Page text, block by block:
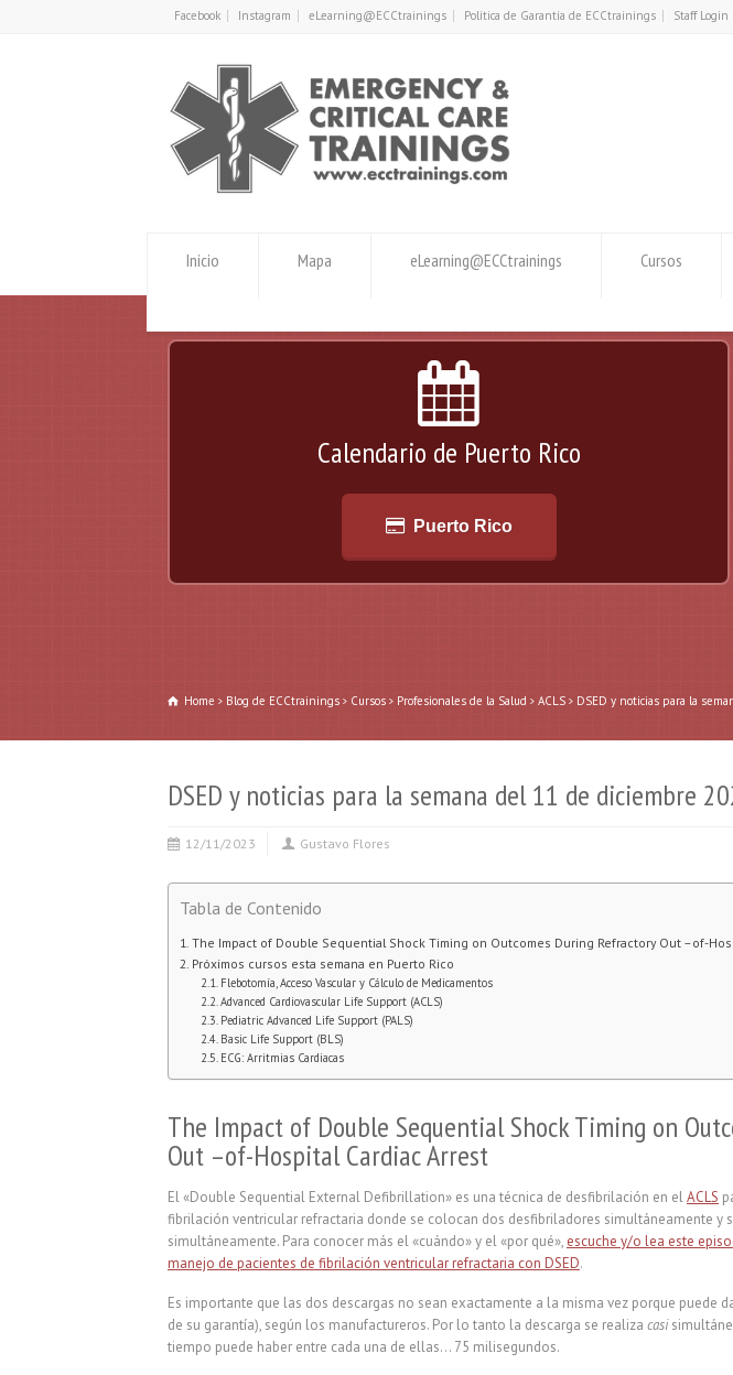
Facebook Instagram eLearning@ECCtrainings Política de Garantía de ECCtrainings Staff Login
Inicio Mapa eLearning@ECCtrainings Cursos
Calendario de Puerto Rico
Puerto Rico
Home Blog de ECCtrainings Cursos Profesionales de la Salud ACLS DSED y noticias para la
DSED y noticias para la semana del 11 de diciembre
12/11/2023 Gustavo Flores
Tabla de Contenido
The Impact of Double Sequential Shock Timing on Outcomes During Refractory Out –of-
Próximos cursos esta semana en Puerto Rico
Flebotomía, Acceso Vascular y Cálculo de Medicamentos
Advanced Cardiovascular Life Support (ACLS)
Pediatric Advanced Life Support (PALS)
Basic Life Support (BLS)
ECG: Arritmias Cardiacas
The Impact of Double Sequential Shock Timing on
Out –of-Hospital Cardiac Arrest
El «Double Sequential External Defibrillation» es una técnica de desfibrilación en elACLS
fibrilación ventricular refractaria donde se colocan dos desfibriladores simultáneamente y
simultáneamente. Para conocer más el «cuándo» y el «por qué», escuche y/o lea este
manejo de pacientes de fibrilación ventricular refractaria con DSED.
Es importante que las dos descargas no sean exactamente a la misma vez porque puede
de su garantía), según los manufactureros. Por lo tanto la descarga se realiza casi
tiempo puede haber entre cada una de ellas… 75 milisegundos.